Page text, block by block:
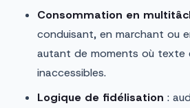
Consommation en
conduisant, en marchant ou
autant de moments où
inaccessibles.
Logique de fidélisation :